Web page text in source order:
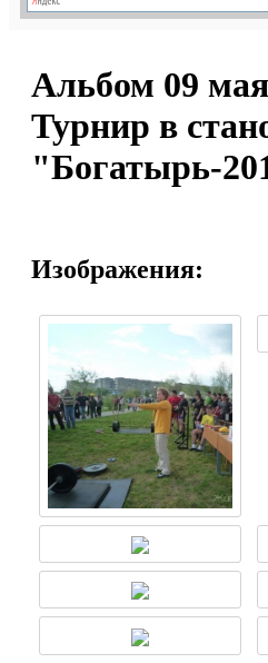
Альбом 09
Турнир в
"Богатырь-
Изображения: